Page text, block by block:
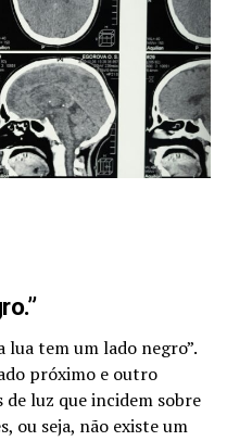
lua tem um lado negro”.
próximo e outro
luz que incidem sobre
ou seja, não existe um